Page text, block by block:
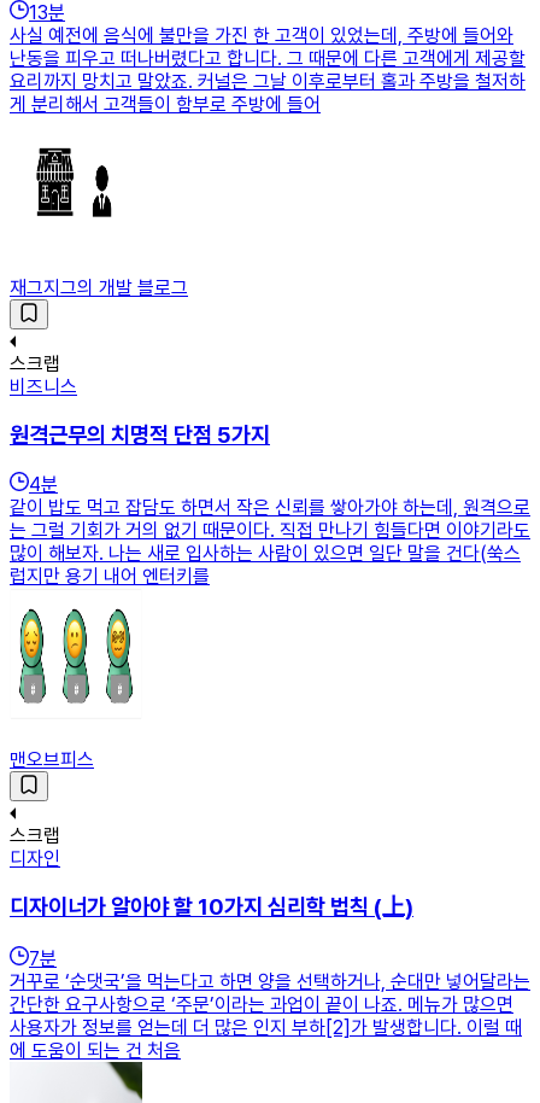
13분
사실 예전에 음식에 불만을 가진 한 고객이 있었는데, 주방에 들어와
난동을 피우고 떠나버렸다고 합니다. 그 때문에 다른 고객에게 제공할
요리까지 망치고 말았죠. 커널은 그날 이후로부터 홀과 주방을 철저하
게 분리해서 고객들이 함부로 주방에 들어
재그지그의 개발 블로그
스크랩
비즈니스
원격근무의 치명적 단점 5가지
4분
같이 밥도 먹고 잡담도 하면서 작은 신뢰를 쌓아가야 하는데, 원격으로
는 그럴 기회가 거의 없기 때문이다. 직접 만나기 힘들다면 이야기라도
많이 해보자. 나는 새로 입사하는 사람이 있으면 일단 말을 건다(쑥스
럽지만 용기 내어 엔터키를
맨오브피스
스크랩
디자인
디자이너가 알아야 할 10가지 심리학 법칙 (上)
7분
거꾸로 ‘순댓국’을 먹는다고 하면 양을 선택하거나, 순대만 넣어달라는
간단한 요구사항으로 ‘주문’이라는 과업이 끝이 나죠. 메뉴가 많으면
사용자가 정보를 얻는데 더 많은 인지 부하[2]가 발생합니다. 이럴 때
에 도움이 되는 건 처음